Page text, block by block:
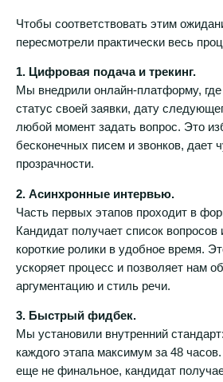
Чтобы соответствовать этим
пересмотрели практически весь
1. Цифровая подача и трекинг.
Мы внедрили онлайн-платформу, где
статус своей заявки, дату
любой момент задать вопрос. Это
бесконечных писем и звонков, дает
прозрачности.
2. Асинхронные интервью.
Часть первых этапов проходит в
Кандидат получает список вопросов
короткие ролики в удобное время.
ускоряет процесс и позволяет нам
аргументацию и стиль речи.
3. Быстрый фидбек.
Мы установили внутренний
каждого этапа максимум за 48
еще не финальное, кандидат